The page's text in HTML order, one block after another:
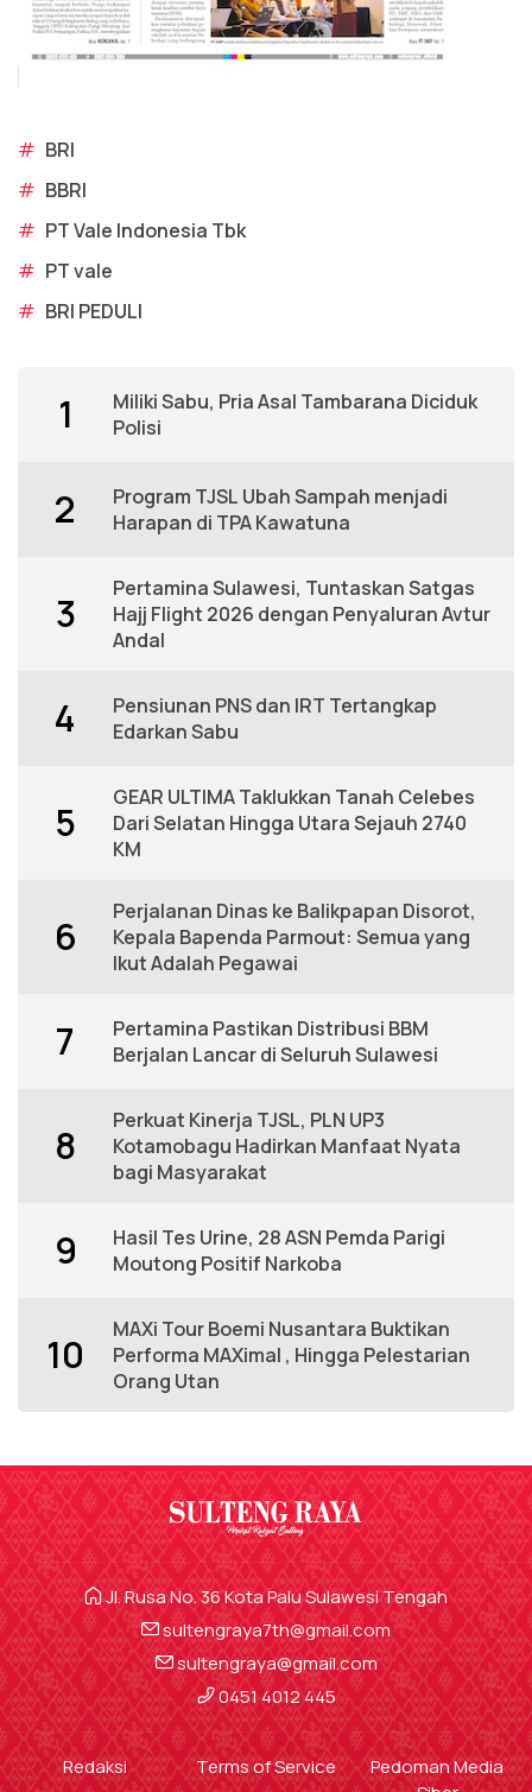
# BRI
# BBRI
# PT Vale Indonesia Tbk
# PT vale
# BRI PEDULI
1
Miliki Sabu, Pria Asal Tambarana Diciduk
Polisi
2
Program TJSL Ubah Sampah menjadi
Harapan di TPA Kawatuna
3
Pertamina Sulawesi, Tuntaskan Satgas
Hajj Flight 2026 dengan Penyaluran Avtur
Andal
4
Pensiunan PNS dan IRT Tertangkap
Edarkan Sabu
5
GEAR ULTIMA Taklukkan Tanah Celebes
Dari Selatan Hingga Utara Sejauh 2740
KM
6
Perjalanan Dinas ke Balikpapan Disorot,
Kepala Bapenda Parmout: Semua yang
Ikut Adalah Pegawai
7
Pertamina Pastikan Distribusi BBM
Berjalan Lancar di Seluruh Sulawesi
8
Perkuat Kinerja TJSL, PLN UP3
Kotamobagu Hadirkan Manfaat Nyata
bagi Masyarakat
9
Hasil Tes Urine, 28 ASN Pemda Parigi
Moutong Positif Narkoba
10
MAXi Tour Boemi Nusantara Buktikan
Performa MAXimal , Hingga Pelestarian
Orang Utan
Jl. Rusa No. 36 Kota Palu Sulawesi Tengah
sultengraya7th@gmail.com
sultengraya@gmail.com
0451 4012 445
Redaksi Terms of Service
Pedoman Media